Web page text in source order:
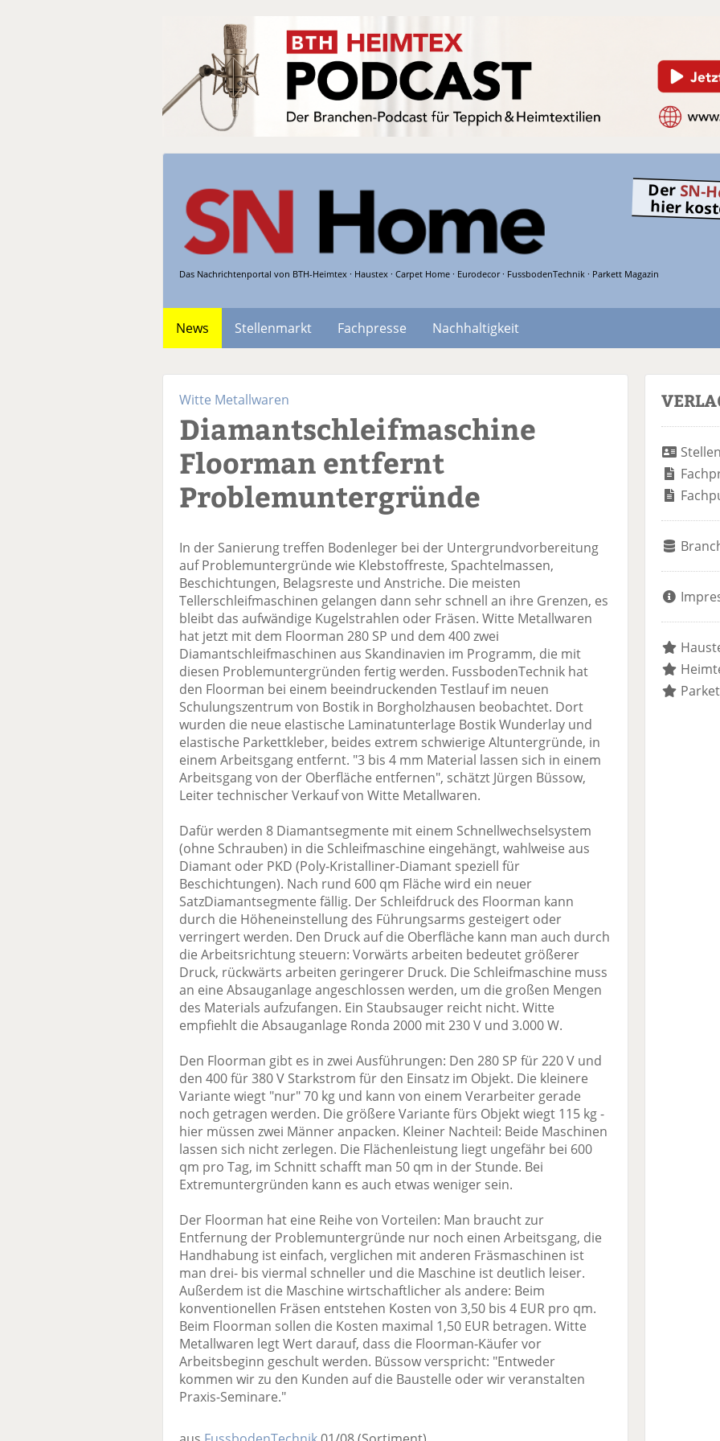
Das Nachrichtenportal von BTH-Heimtex · Haustex · Carpet Home · Eurodecor · FussbodenTechnik · Parkett Magazin
Der SN-
hier
News Stellenmarkt Fachpresse
Nachhaltigkeit
Witte Metallwaren
Diamantschleifmaschine
Floorman entfernt
Problemuntergründe
In der Sanierung treffen Bodenleger bei der Untergrundvorbereitung
auf Problemuntergründe wie Klebstoffreste, Spachtelmassen,
Beschichtungen, Belagsreste und Anstriche. Die meisten
Tellerschleifmaschinen gelangen dann sehr schnell an ihre Grenzen, es
bleibt das aufwändige Kugelstrahlen oder Fräsen. Witte Metallwaren
hat jetzt mit dem Floorman 280 SP und dem 400 zwei
Diamantschleifmaschinen aus Skandinavien im Programm, die mit
diesen Problemuntergründen fertig werden. FussbodenTechnik hat
den Floorman bei einem beeindruckenden Testlauf im neuen
Schulungszentrum von Bostik in Borgholzhausen beobachtet. Dort
wurden die neue elastische Laminatunterlage Bostik Wunderlay und
elastische Parkettkleber, beides extrem schwierige Altuntergründe, in
einem Arbeitsgang entfernt. "3 bis 4 mm Material lassen sich in einem
Arbeitsgang von der Oberfläche entfernen", schätzt Jürgen Büssow,
Leiter technischer Verkauf von Witte Metallwaren.
Dafür werden 8 Diamantsegmente mit einem Schnellwechselsystem
(ohne Schrauben) in die Schleifmaschine eingehängt, wahlweise aus
Diamant oder PKD (Poly-Kristalliner-Diamant speziell für
Beschichtungen). Nach rund 600 qm Fläche wird ein neuer
SatzDiamantsegmente fällig. Der Schleifdruck des Floorman kann
durch die Höheneinstellung des Führungsarms gesteigert oder
verringert werden. Den Druck auf die Oberfläche kann man auch durch
die Arbeitsrichtung steuern: Vorwärts arbeiten bedeutet größerer
Druck, rückwärts arbeiten geringerer Druck. Die Schleifmaschine muss
an eine Absauganlage angeschlossen werden, um die großen Mengen
des Materials aufzufangen. Ein Staubsauger reicht nicht. Witte
empfiehlt die Absauganlage Ronda 2000 mit 230 V und 3.000 W.
Den Floorman gibt es in zwei Ausführungen: Den 280 SP für 220 V und
den 400 für 380 V Starkstrom für den Einsatz im Objekt. Die kleinere
Variante wiegt "nur" 70 kg und kann von einem Verarbeiter gerade
noch getragen werden. Die größere Variante fürs Objekt wiegt 115 kg -
hier müssen zwei Männer anpacken. Kleiner Nachteil: Beide Maschinen
lassen sich nicht zerlegen. Die Flächenleistung liegt ungefähr bei 600
qm pro Tag, im Schnitt schafft man 50 qm in der Stunde. Bei
Extremuntergründen kann es auch etwas weniger sein.
Der Floorman hat eine Reihe von Vorteilen: Man braucht zur
Entfernung der Problemuntergründe nur noch einen Arbeitsgang, die
Handhabung ist einfach, verglichen mit anderen Fräsmaschinen ist
man drei- bis viermal schneller und die Maschine ist deutlich leiser.
Außerdem ist die Maschine wirtschaftlicher als andere: Beim
konventionellen Fräsen entstehen Kosten von 3,50 bis 4 EUR pro qm.
Beim Floorman sollen die Kosten maximal 1,50 EUR betragen. Witte
Metallwaren legt Wert darauf, dass die Floorman-Käufer vor
Arbeitsbeginn geschult werden. Büssow verspricht: "Entweder
kommen wir zu den Kunden auf die Baustelle oder wir veranstalten
Praxis-Seminare."